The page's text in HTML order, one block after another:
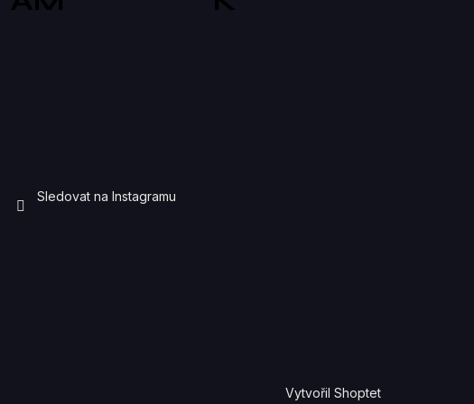
Y
Sledovat na Instagramu
Vytvořil Shoptet